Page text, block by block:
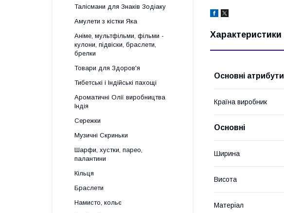
Характеристики
Основні атрибути
Країна виробник
Основні
Ширина
Висота
Матеріал
Талісмани для Знаків Зодіаку
Амулети з кістки Яка
Аніме, мультфільми, фільми -
кулони, підвіски, браслети,
брелки
Товари для Здоров'я
Тибетські і Індійські пахощі
Ароматичні Олії виробництва
Індія
Сережки
Музичні Скриньки
Шарфи, хустки, парео,
палантини
Кільця
Браслети
Намисто, кольє